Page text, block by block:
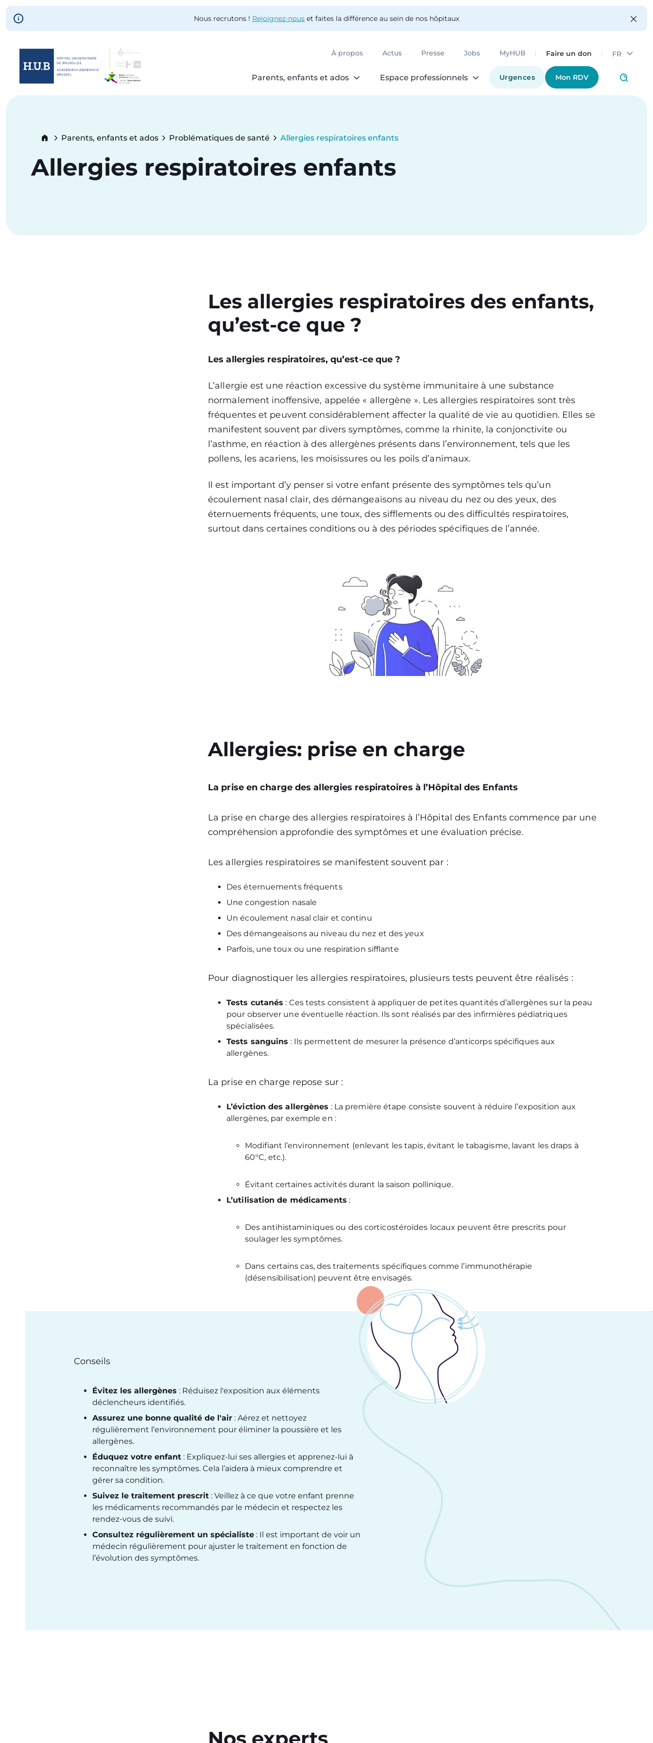
Skip to main content
Nous recrutons ! Rejoignez-nous et faites la différence au sein de nos hôpitaux
À propos Actus Presse Jobs MyHUB Faire un don FR
Parents, enfants et ados Espace professionnels Urgences Mon RDV
Skip
Breadcrumb
Parents, enfants et ados Problématiques de santé
Current:
Allergies respiratoires enfants
Allergies respiratoires enfants
Les allergies respiratoires des enfants,
qu’est-ce que ?
Les allergies respiratoires, qu’est-ce que ?
L’allergie est une réaction excessive du système immunitaire à une substance
normalement inoffensive, appelée « allergène ». Les allergies respiratoires sont très
fréquentes et peuvent considérablement affecter la qualité de vie au quotidien. Elles se
manifestent souvent par divers symptômes, comme la rhinite, la conjonctivite ou
l’asthme, en réaction à des allergènes présents dans l’environnement, tels que les
pollens, les acariens, les moisissures ou les poils d’animaux.
Il est important d’y penser si votre enfant présente des symptômes tels qu’un
écoulement nasal clair, des démangeaisons au niveau du nez ou des yeux, des
éternuements fréquents, une toux, des sifflements ou des difficultés respiratoires,
surtout dans certaines conditions ou à des périodes spécifiques de l’année.
Allergies: prise en charge
La prise en charge des allergies respiratoires à l’Hôpital des Enfants
La prise en charge des allergies respiratoires à l’Hôpital des Enfants commence par une
compréhension approfondie des symptômes et une évaluation précise.
Les allergies respiratoires se manifestent souvent par :
Des éternuements fréquents
Une congestion nasale
Un écoulement nasal clair et continu
Des démangeaisons au niveau du nez et des yeux
Parfois, une toux ou une respiration sifflante
Pour diagnostiquer les allergies respiratoires, plusieurs tests peuvent être réalisés :
Tests cutanés : Ces tests consistent à appliquer de petites quantités d’allergènes sur la peau
pour observer une éventuelle réaction. Ils sont réalisés par des infirmières pédiatriques
spécialisées.
Tests sanguins : Ils permettent de mesurer la présence d’anticorps spécifiques aux
allergènes.
La prise en charge repose sur :
L’éviction des allergènes : La première étape consiste souvent à réduire l’exposition aux
allergènes, par exemple en :
Modifiant l’environnement (enlevant les tapis, évitant le tabagisme, lavant les draps à
60°C, etc.).
Évitant certaines activités durant la saison pollinique.
L’utilisation de médicaments :
Des antihistaminiques ou des corticostéroïdes locaux peuvent être prescrits pour
soulager les symptômes.
Dans certains cas, des traitements spécifiques comme l’immunothérapie
(désensibilisation) peuvent être envisagés.
Conseils
Évitez les allergènes : Réduisez l'exposition aux éléments
déclencheurs identifiés.
Assurez une bonne qualité de l'air : Aérez et nettoyez
régulièrement l’environnement pour éliminer la poussière et les
allergènes.
Éduquez votre enfant : Expliquez-lui ses allergies et apprenez-lui à
reconnaître les symptômes. Cela l’aidera à mieux comprendre et
gérer sa condition.
Suivez le traitement prescrit : Veillez à ce que votre enfant prenne
les médicaments recommandés par le médecin et respectez les
rendez-vous de suivi.
Consultez régulièrement un spécialiste : Il est important de voir un
médecin régulièrement pour ajuster le traitement en fonction de
l’évolution des symptômes.